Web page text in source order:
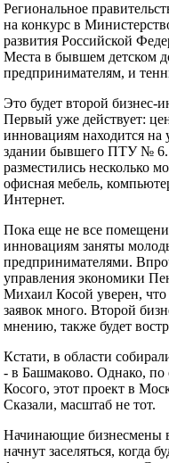
Региональное
на конкурс в
развития Российской
Места в бывшем детском
предпринимателям, и
Это будет второй бизнес-
Первый уже действует:
инновациям находится на
здании бывшего ПТУ №
разместились несколько
офисная мебель,
Интернет.
Пока еще не все
инновациям заняты
предпринимателями.
управления экономики
Михаил Косой уверен, что
заявок много. Второй
мнению, также будет
Кстати, в области
- в Башмаково. Однако,
Косого, этот проект в
Сказали, масштаб не тот.
Начинающие бизнесмены
начнут заселяться, когда